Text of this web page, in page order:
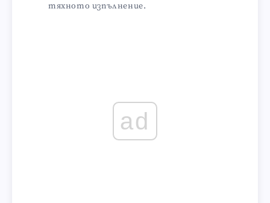
тяхното изпълнение.
ad